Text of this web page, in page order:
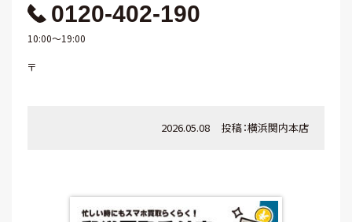
0120-402-190
10:00～19:00
〒
2026.05.08 投稿：横浜関内本店